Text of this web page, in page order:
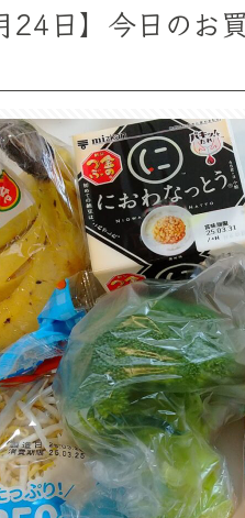
24日】今日の